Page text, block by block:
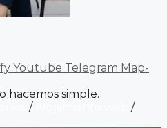
Youtube Telegram Map-
hacemos simple.
/
/